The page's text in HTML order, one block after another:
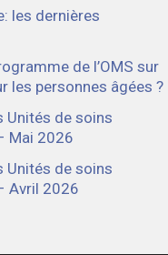
les dernières
de l’OMS sur
les personnes âgées ?
Unités de soins
Mai 2026
Unités de soins
Avril 2026